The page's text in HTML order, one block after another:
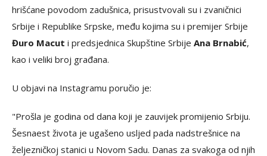
hrišćane povodom zadušnica, prisustvovali su i zvaničnici
Srbije i Republike Srpske, među kojima su i premijer Srbije
Đuro Macut i predsjednica Skupštine Srbije Ana Brnabić,
kao i veliki broj građana.
U objavi na Instagramu poručio je:
"Prošla je godina od dana koji je zauvijek promijenio Srbiju.
Šesnaest života je ugašeno usljed pada nadstrešnice na
željezničkoj stanici u Novom Sadu. Danas za svakoga od njih